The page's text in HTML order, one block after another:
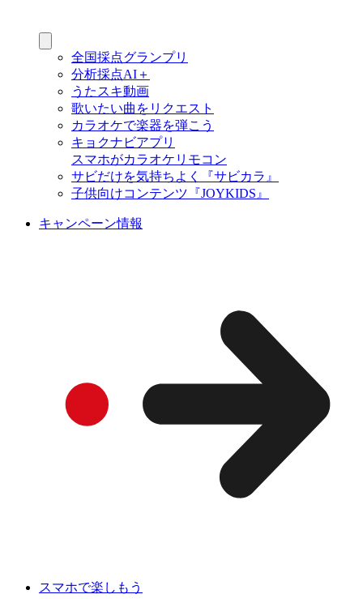
全国採点グランプリ
分析採点AI＋
うたスキ動画
歌いたい曲をリクエスト
カラオケで楽器を弾こう
キョクナビアプリ
スマホがカラオケリモコン
サビだけを気持ちよく『サビカラ』
子供向けコンテンツ『JOYKIDS』
キャンペーン情報
スマホで楽しもう